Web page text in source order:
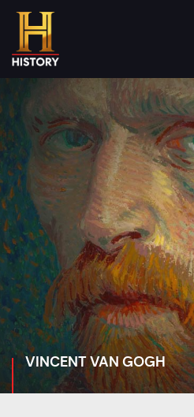
VINCENT VAN GOGH